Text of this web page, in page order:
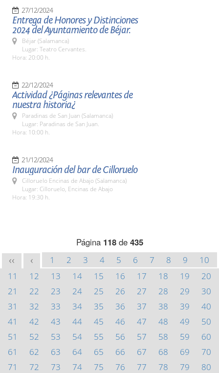
27/12/2024
Entrega de Honores y Distinciones
2024 del Ayuntamiento de Béjar.
Béjar (Salamanca)
Lugar: Teatro Cervantes.
Hora: 20:00 h.
22/12/2024
Actividad ¿Páginas relevantes de
nuestra historia¿
Paradinas de San Juan (Salamanca)
Lugar: Paradinas de San Juan.
Hora: 10:00 h.
21/12/2024
Inauguración del bar de Cilloruelo
Cilloruelo Encinas de Abajo (Salamanca)
Lugar: Cilloruelo, Encinas de Abajo
Hora: 19:30 h.
Página 118de 435
<< < 1 2 3 4 5 6 7 8 9
10
11
12 13 14 15 16 17 18 19
20
21
22 23 24 25 26 27 28 29
30
31
32 33 34 35 36 37 38 39
40
41
42 43 44 45 46 47 48 49
50
51
52 53 54 55 56 57 58 59
60
61
62 63 64 65 66 67 68 69
70
71
72 73 74 75 76 77 78 79
80